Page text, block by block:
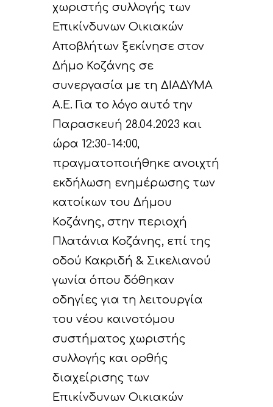
χωριστής συλλογής των
Επικίνδυνων Οικιακών
Αποβλήτων ξεκίνησε στον
Δήμο Κοζάνης σε
συνεργασία με τη ΔΙΑΔΥΜΑ
Α.Ε. Για το λόγο αυτό την
Παρασκευή 28.04.2023 και
ώρα 12:30-14:00,
πραγματοποιήθηκε ανοιχτή
εκδήλωση ενημέρωσης των
κατοίκων του Δήμου
Κοζάνης, στην περιοχή
Πλατάνια Κοζάνης, επί της
οδού Κακριδή & Σικελιανού
γωνία όπου δόθηκαν
οδηγίες για τη λειτουργία
του νέου καινοτόμου
συστήματος χωριστής
συλλογής και ορθής
διαχείρισης των
Επικίνδυνων Οικιακών